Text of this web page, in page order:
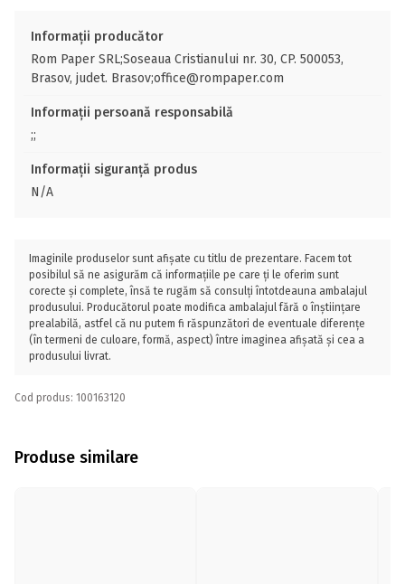
Informații producător
Rom Paper SRL;Soseaua Cristianului nr. 30, CP. 500053,
Brasov, judet. Brasov;office@rompaper.com
Informații persoană responsabilă
;;
Informații siguranță produs
N/A
Imaginile produselor sunt afișate cu titlu de prezentare. Facem tot
posibilul să ne asigurăm că informațiile pe care ți le oferim sunt
corecte și complete, însă te rugăm să consulți întotdeauna ambalajul
produsului. Producătorul poate modifica ambalajul fără o înștiințare
prealabilă, astfel că nu putem fi răspunzători de eventuale diferențe
(în termeni de culoare, formă, aspect) între imaginea afișată și cea a
produsului livrat.
Cod produs: 100163120
Produse similare